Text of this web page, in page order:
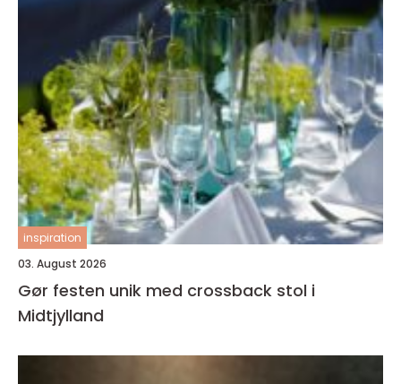
inspiration
03. August 2026
Gør festen unik med crossback stol i
Midtjylland